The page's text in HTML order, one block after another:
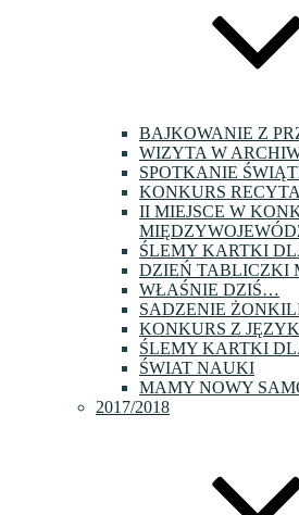
BAJKOWANIE Z
WIZYTA W
SPOTKANIE
KONKURS
II MIEJSCE W
ŚLEMY KARTKI
DZIEŃ TABLICZKI
WŁAŚNIE DZIŚ…
SADZENIE
KONKURS Z
ŚLEMY KARTKI
ŚWIAT NAUKI
MAMY NOWY
2017/2018